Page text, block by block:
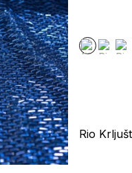
Rio